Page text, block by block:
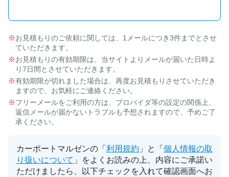
お見積もりのご依頼に関しては、1メールにつき3件までとさせ
ていただきます。
お見積もりの有効期限は、当サイトよりメールが届いた日時よ
り7日間とさせていただきます。
有効期限が切れました場合は、再度お見積もりさせていただき
ますので、お気軽にご連絡ください。
フリーメールをご利用の方は、プロバイダ等の設定の関係上、
返信メールが届かないトラブルも予想されますので、予めご了
承ください。
カーポートマルゼンの「 利用規約 」と「 個人情報の取
り扱いについて 」をよくお読みの上、内容にご承諾い
ただけましたら、以下チェックを入れて確認画面へお